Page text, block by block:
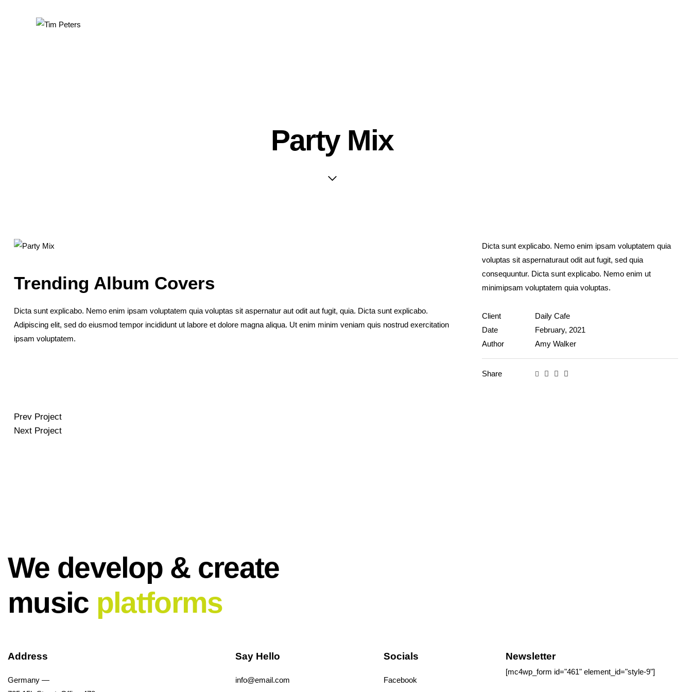
Party Mix
Trending Album Covers
Dicta sunt explicabo. Nemo enim ipsam voluptatem quia voluptas sit aspernatur aut odit aut fugit, quia. Dicta sunt explicabo.
Adipiscing elit, sed do eiusmod tempor incididunt ut labore et dolore magna aliqua. Ut enim minim veniam quis nostrud exercitation
ipsam voluptatem.
Dicta sunt explicabo. Nemo enim ipsam voluptatem quia
voluptas sit aspernaturaut odit aut fugit, sed quia
consequuntur. Dicta sunt explicabo. Nemo enim ut
minimipsam voluptatem quia voluptas.
Client
Daily Cafe
Date
February, 2021
Author
Amy Walker
Share
Prev Project
Next Project
We develop & create
music platforms
Address
Germany —
Say Hello
info@email.com
Socials
Facebook
Newsletter
[mc4wp_form id="461" element_id="style-9"]